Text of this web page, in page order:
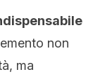
non
ma